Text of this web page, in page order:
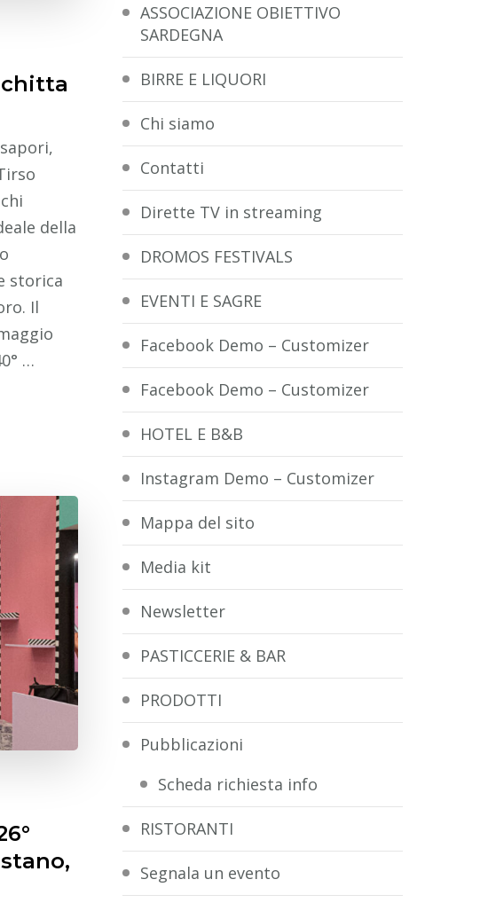
della
storica
Il
…
ASSOCIAZIONE OBIETTIVO
SARDEGNA
BIRRE E LIQUORI
Chi siamo
Contatti
Dirette TV in streaming
DROMOS FESTIVALS
EVENTI E SAGRE
Facebook Demo – Customizer
Facebook Demo – Customizer
HOTEL E B&B
Instagram Demo – Customizer
Mappa del sito
Media kit
Newsletter
PASTICCERIE & BAR
PRODOTTI
Pubblicazioni
Scheda richiesta info
RISTORANTI
Segnala un evento